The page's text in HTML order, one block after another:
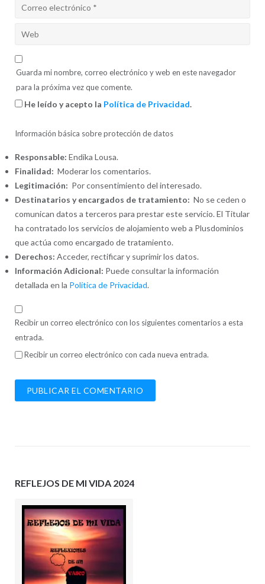
Guarda mi nombre, correo electrónico y web en este navegador
para la próxima vez que comente.
He leído y acepto la Política de Privacidad.
Información básica sobre protección de datos
Responsable: Endika Lousa.
Finalidad: Moderar los comentarios.
Legitimación: Por consentimiento del interesado.
Destinatarios y encargados de tratamiento: No se ceden o
comunican datos a terceros para prestar este servicio. El Titular
ha contratado los servicios de alojamiento web a Plusdominios
que actúa como encargado de tratamiento.
Derechos: Acceder, rectificar y suprimir los datos.
Información Adicional: Puede consultar la información
detallada en la Política de Privacidad.
Recibir un correo electrónico con los siguientes comentarios a esta
entrada.
Recibir un correo electrónico con cada nueva entrada.
REFLEJOS DE MI VIDA 2024